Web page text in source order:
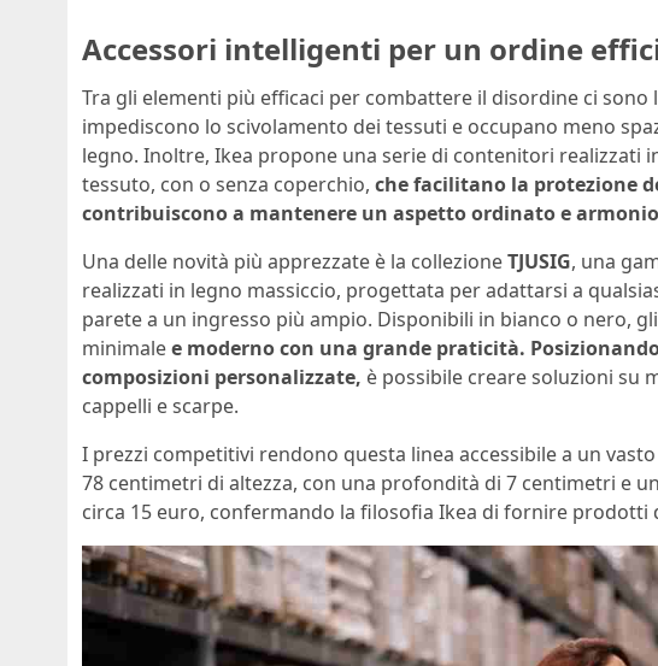
Accessori intelligenti per un ordine
Tra gli elementi più efficaci per combattere il disordine ci
impediscono lo scivolamento dei tessuti e occupano meno
legno. Inoltre, Ikea propone una serie di contenitori realizzati
tessuto, con o senza coperchio, che facilitano la protezione
contribuiscono a mantenere un aspetto ordinato e
Una delle novità più apprezzate è la collezioneTJUSIG, una
realizzati in legno massiccio, progettata per adattarsi a
parete a un ingresso più ampio. Disponibili in bianco o nero,
minimalee moderno con una grande praticità.
composizioni personalizzate, è possibile creare soluzioni su
cappelli e scarpe.
I prezzi competitivi rendono questa linea accessibile a un
78 centimetri di altezza, con una profondità di 7 centimetri e
circa 15 euro, confermando la filosofia Ikea di fornire prodotti